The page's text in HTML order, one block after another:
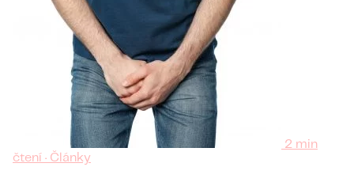
2 min
čtení · Články